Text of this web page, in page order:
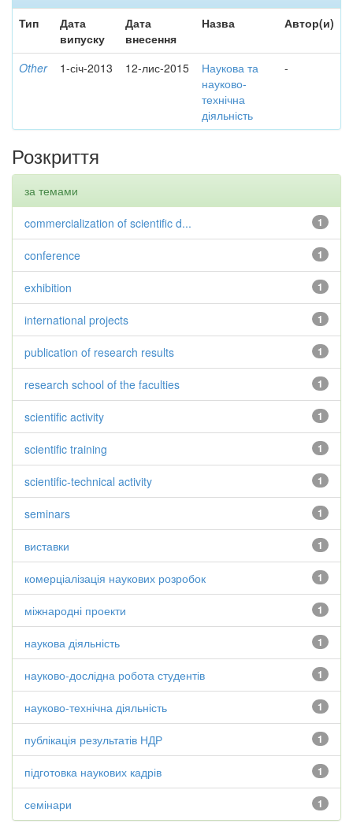
Тип
Дата
випуску
Дата
внесення
Назва Автор(и)
Other 1-січ-2013 12-лис-2015
Наукова та
науково-
технічна
діяльність
-
Розкриття
за темами
1
commercialization of scientific d...
1
conference
1
exhibition
1
international projects
1
publication of research results
1
research school of the faculties
1
scientific activity
1
scientific training
1
scientific-technical activity
1
seminars
1
виставки
1
комерціалізація наукових розробок
1
міжнародні проекти
1
наукова діяльність
1
науково-дослідна робота студентів
1
науково-технічна діяльність
1
публікація результатів НДР
1
підготовка наукових кадрів
1
семінари